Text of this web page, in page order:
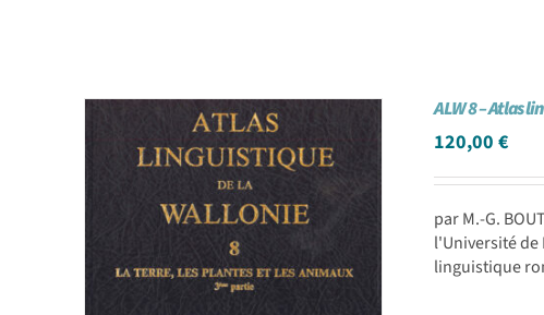
ALW 8 – Atlas
120,00€
par M.-G.
l'Université de
linguistique